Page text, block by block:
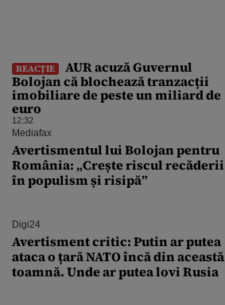
REACȚIE
AUR acuză Guvernul
Bolojan că blochează tranzacții
imobiliare de peste un miliard de
euro
12:32
Mediafax
Avertismentul lui Bolojan pentru
România: „Crește riscul recăderii
în populism și risipă”
Digi24
Avertisment critic: Putin ar putea
ataca o țară NATO încă din această
toamnă. Unde ar putea lovi Rusia